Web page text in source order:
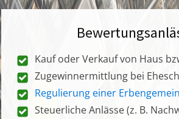
Kauf oder Verkauf von Haus
Zugewinnermittlung bei
Regulierung einer
Steuerliche Anlässe (z. B.